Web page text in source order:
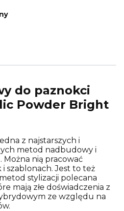
do paznokci
Powder Bright
z najstarszych i
metod nadbudowy i
Można nią pracować
szablonach. Jest to też
stylizacji polecana
mają złe doświadczenia z
ze względu na